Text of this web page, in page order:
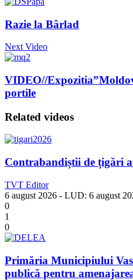
Razie la Bârlad
Next Video
VIDEO//
portile
Related videos
Contrabandiștii de țigări
TVT Editor
6 august 2026 - LUD: 6 august
0
1
0
Primăria Municipiului
publică pentru